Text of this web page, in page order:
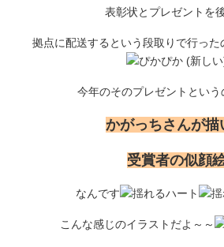
表彰状とプレゼントを
拠点に配送するという段取りで行った
今年のそのプレゼントという
かがっちさんが描
受賞者の似顔
なんです
こんな感じのイラストだよ～～